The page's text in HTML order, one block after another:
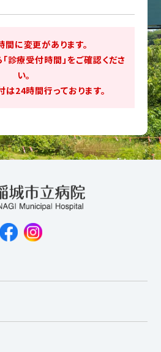
に変更があります。
診療受付時間」をご確認くださ
い。
24時間行っております。